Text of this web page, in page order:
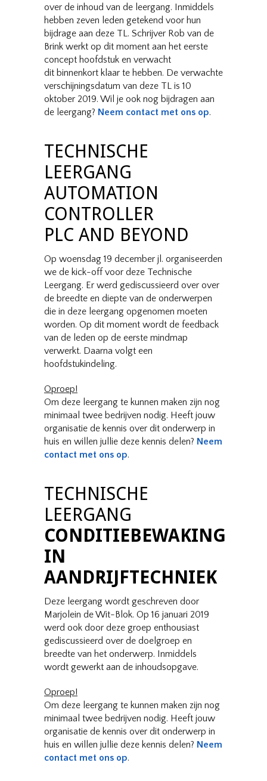
over de inhoud van de leergang. Inmiddels
hebben zeven leden getekend voor hun
bijdrage aan deze TL. Schrijver Rob van de
Brink werkt op dit moment aan het eerste
concept hoofdstuk en verwacht
dit binnenkort klaar te hebben. De verwachte
verschijningsdatum van deze TL is 10
oktober 2019. Wil je ook nog bijdragen aan
de leergang? Neem contact met ons op.
TECHNISCHE
LEERGANG
AUTOMATION
CONTROLLER
PLC AND BEYOND
Op woensdag 19 december jl. organiseerden
we de kick-off voor deze Technische
Leergang. Er werd gediscussieerd over over
de breedte en diepte van de onderwerpen
die in deze leergang opgenomen moeten
worden. Op dit moment wordt de feedback
van de leden op de eerste mindmap
verwerkt. Daarna volgt een
hoofdstukindeling.
Oproep!
Om deze leergang te kunnen maken zijn nog
minimaal twee bedrijven nodig. Heeft jouw
organisatie de kennis over dit onderwerp in
huis en willen jullie deze kennis delen? Neem
contact met ons op.
TECHNISCHE
LEERGANG
CONDITIEBEWAKING
IN
AANDRIJFTECHNIEK
Deze leergang wordt geschreven door
Marjolein de Wit-Blok. Op 16 januari 2019
werd ook door deze groep enthousiast
gediscussieerd over de doelgroep en
breedte van het onderwerp. Inmiddels
wordt gewerkt aan de inhoudsopgave.
Oproep!
Om deze leergang te kunnen maken zijn nog
minimaal twee bedrijven nodig. Heeft jouw
organisatie de kennis over dit onderwerp in
huis en willen jullie deze kennis delen? Neem
contact met ons op.